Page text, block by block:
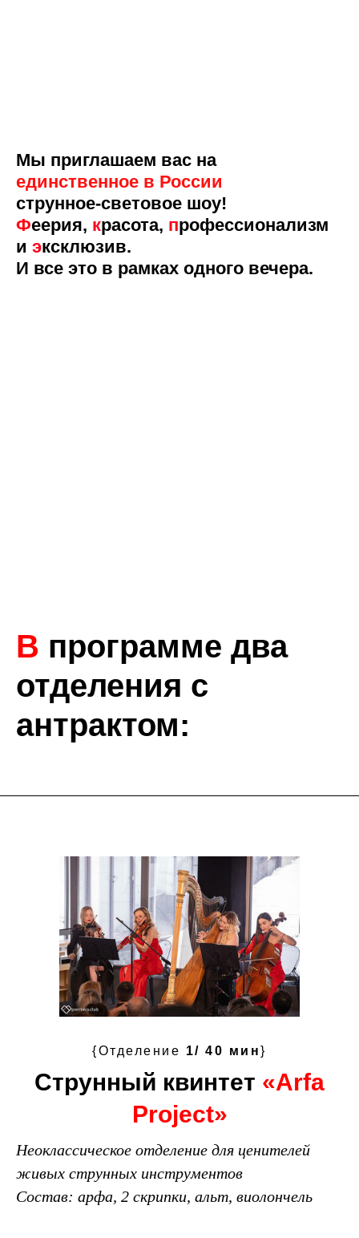
Мы приглашаем вас на
единственное в России
струнное-световое шоу!
Феерия, красота, профессионализм
и эксклюзив.
И все это в рамках одного вечера.
В программе два
отделения с
антрактом:
{Отделение 1/ 40 мин}
Струнный квинтет «Arfa
Project»
Неоклассическое отделение для ценителей
живых струнных инструментов
Состав: арфа, 2 скрипки, альт, виолончель